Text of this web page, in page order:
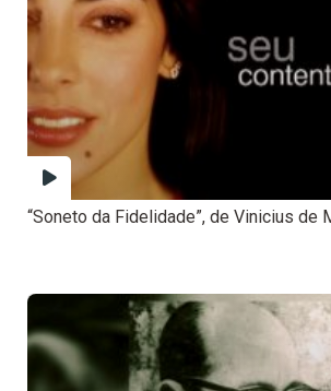
“Soneto da Fidelidade”, de Vinicius de